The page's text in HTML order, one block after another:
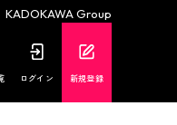
KADOKAWA Group
ログイン 新規登録